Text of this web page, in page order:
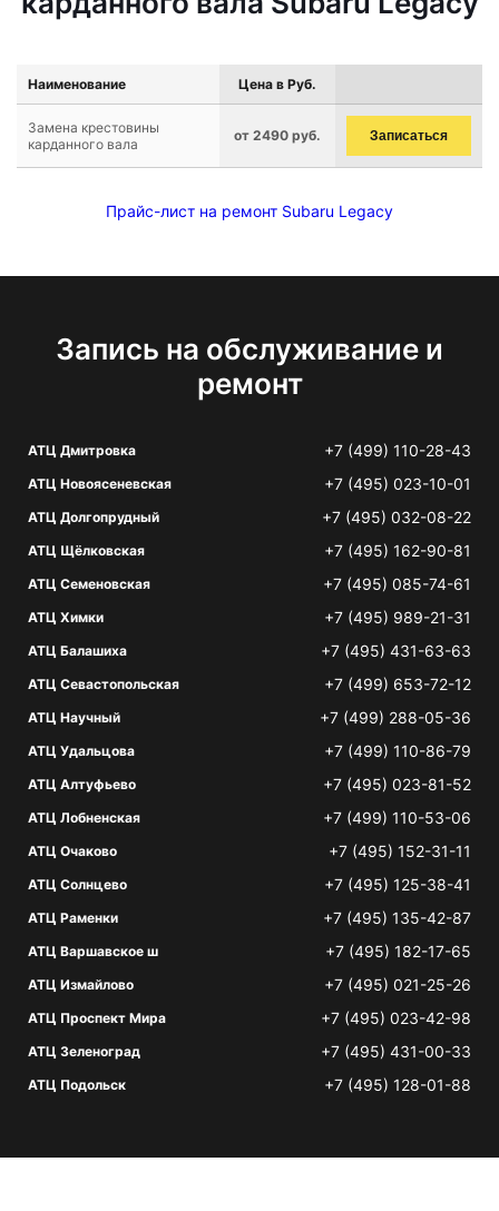
Наименование Цена в Руб.
Замена крестовины
карданного вала
от 2490 руб. Записаться
Прайс-лист на ремонт Subaru Legacy
Запись на обслуживание и
ремонт
АТЦ Дмитровка +7 (499) 110-28-43
АТЦ Новоясеневская +7 (495) 023-10-01
АТЦ Долгопрудный +7 (495) 032-08-22
АТЦ Щёлковская +7 (495) 162-90-81
АТЦ Семеновская +7 (495) 085-74-61
АТЦ Химки +7 (495) 989-21-31
АТЦ Балашиха +7 (495) 431-63-63
АТЦ Севастопольская +7 (499) 653-72-12
АТЦ Научный +7 (499) 288-05-36
АТЦ Удальцова +7 (499) 110-86-79
АТЦ Алтуфьево +7 (495) 023-81-52
АТЦ Лобненская +7 (499) 110-53-06
АТЦ Очаково +7 (495) 152-31-11
АТЦ Солнцево +7 (495) 125-38-41
АТЦ Раменки +7 (495) 135-42-87
АТЦ Варшавское ш +7 (495) 182-17-65
АТЦ Измайлово +7 (495) 021-25-26
АТЦ Проспект Мира +7 (495) 023-42-98
АТЦ Зеленоград +7 (495) 431-00-33
АТЦ Подольск +7 (495) 128-01-88